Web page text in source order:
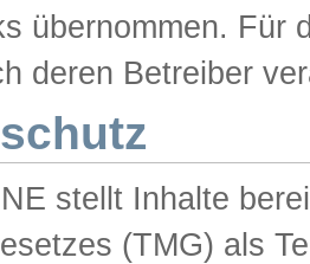
übernommen. Für
deren Betreiber
stellt Inhalte
(TMG) als